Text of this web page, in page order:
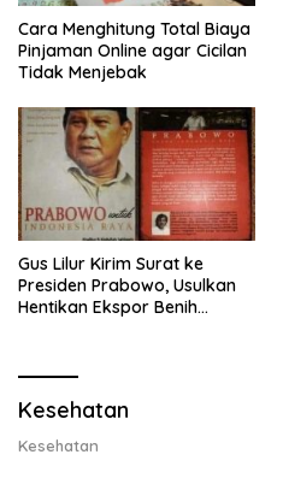
Cara Menghitung Total Biaya
Pinjaman Online agar Cicilan
Tidak Menjebak
Gus Lilur Kirim Surat ke
Presiden Prabowo, Usulkan
Hentikan Ekspor Benih
Kesehatan
Kesehatan